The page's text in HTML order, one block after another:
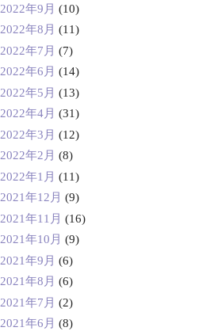
2022年9月 (10)
2022年8月 (11)
2022年7月 (7)
2022年6月 (14)
2022年5月 (13)
2022年4月 (31)
2022年3月 (12)
2022年2月 (8)
2022年1月 (11)
2021年12月 (9)
2021年11月 (16)
2021年10月 (9)
2021年9月 (6)
2021年8月 (6)
2021年7月 (2)
2021年6月 (8)